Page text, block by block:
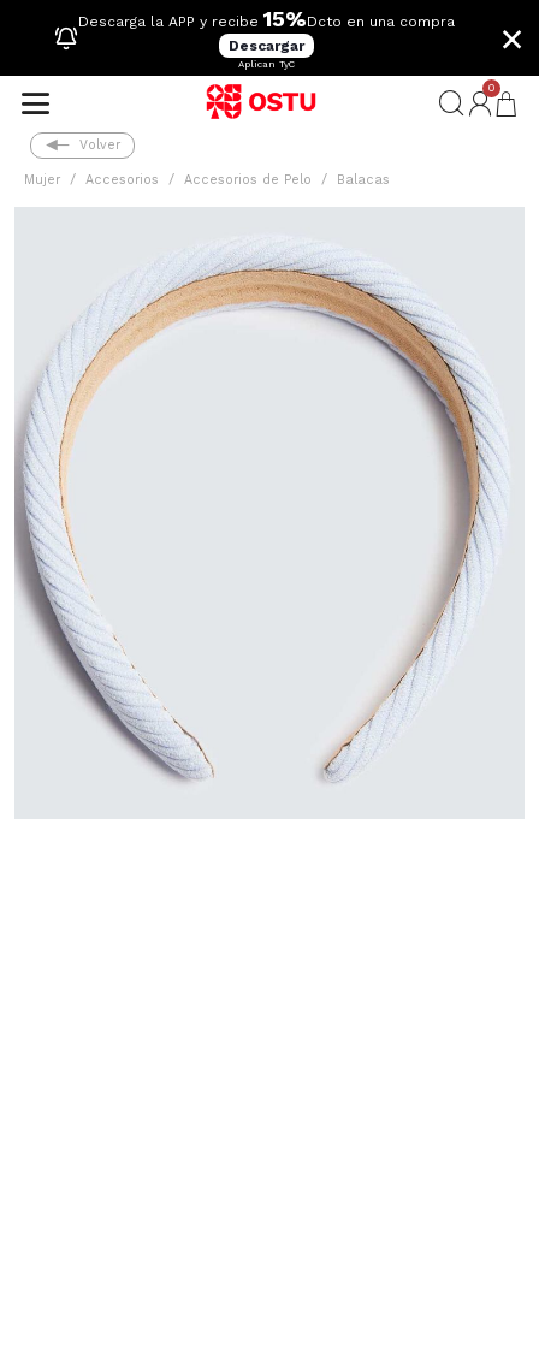
Descarga la APP y recibe 15%Dcto en una compra
Descargar
Aplican TyC
×
0
Volver
Mujer Accesorios Accesorios de Pelo Balacas